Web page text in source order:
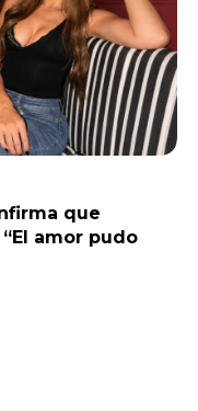
que
amor pudo